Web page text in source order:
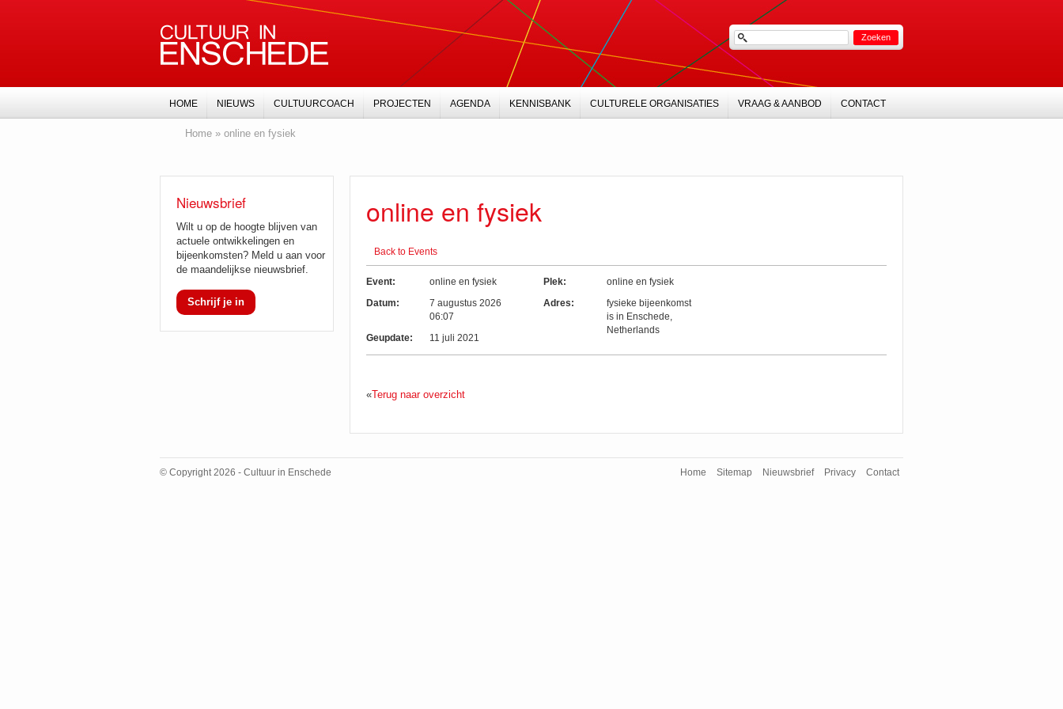
Home » online en fysiek
online en fysiek
Back to Events
Event:
online en fysiek
Datum:
7 augustus 2026
06:07
Geupdate:
11 juli 2021
Plek:
online en fysiek
Adres:
fysieke bijeenkomst
is in Enschede,
Netherlands
«Terug naar overzicht
Nieuwsbrief
Wilt u op de hoogte blijven van
actuele ontwikkelingen en
bijeenkomsten? Meld u aan voor
de maandelijkse nieuwsbrief.
Schrijf je in
HOME NIEUWS CULTUURCOACH PROJECTEN AGENDA KENNISBANK CULTURELE ORGANISATIES VRAAG & AANBOD CONTACT
© Copyright 2026 - Cultuur in Enschede Home Sitemap Nieuwsbrief Privacy Contact